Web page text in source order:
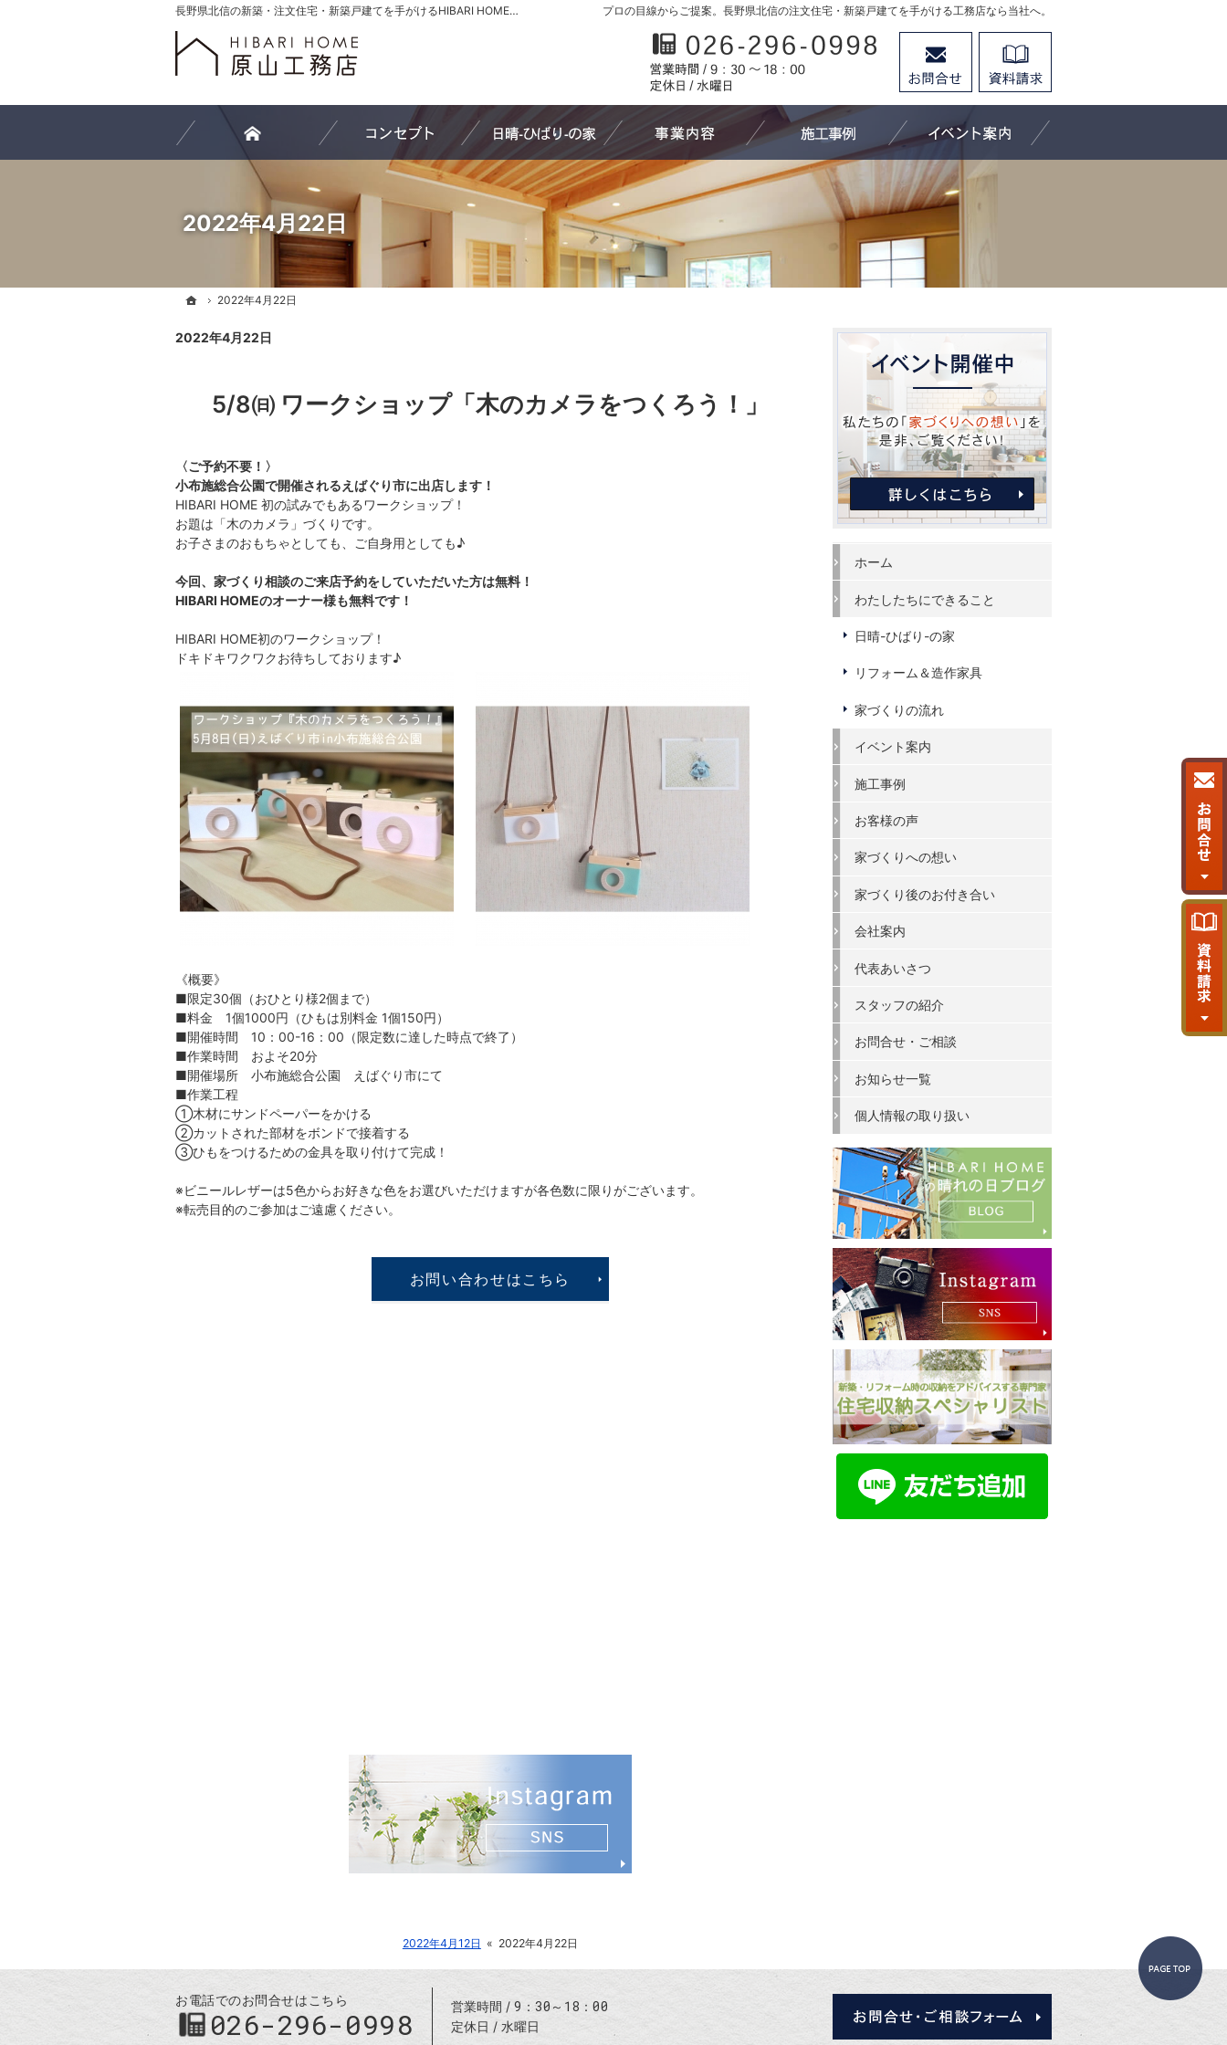
2022年4月22日
プロの目線からご提案。長野県北信の注文住宅・新築戸建てを手がける工務店なら当社へ。
長野県北信の新築・注文住宅・新築戸建てを手がけるHIBARI HOME原山工務店
ホーム
2022年4月22日
2022年4月22日
5/8㈰ ワークショップ「木のカメラをつくろう！」
〈ご予約不要！〉
小布施総合公園で開催されるえばぐり市に出店します！
HIBARI HOME 初の試みでもあるワークショップ！
お題は「木のカメラ」づくりです。
お子さまのおもちゃとしても、ご自身用としても♪
今回、家づくり相談のご来店予約をしていただいた方は無料！
HIBARI HOMEのオーナー様も無料です！
HIBARI HOME初のワークショップ！
ドキドキワクワクお待ちしております♪
《概要》
■限定30個（おひとり様2個まで）
■料金 1個1000円（ひもは別料金 1個150円）
■開催時間 10：00-16：00（限定数に達した時点で終了）
■作業時間 およそ20分
■開催場所 小布施総合公園 えばぐり市にて
■作業工程
①木材にサンドペーパーをかける
②カットされた部材をボンドで接着する
③ひもをつけるための金具を取り付けて完成！
※ビニールレザーは5色からお好きな色をお選びいただけますが各色数に限りがございます。
※転売目的のご参加はご遠慮ください。
お問い合わせはこちら
2022年4月12日 « 2022年4月22日
ホーム
わたしたちにできること
日晴-ひばり-の家
リフォーム＆造作家具
家づくりの流れ
イベント案内
施工事例
お客様の声
家づくりへの想い
家づくり後のお付き合い
会社案内
代表あいさつ
スタッフの紹介
お問合せ・ご相談
お知らせ一覧
個人情報の取り扱い
ホーム
2022年4月22日
026-296-0998
営業時間9：30～18：00 定休日：水曜日
家づくりへの想い わたしたちにできること
お電話でのお問合せはこちら
026-296-0998
営業時間 9：30～18：00
定休日 水曜日
お問合せ・ご相談フォーム